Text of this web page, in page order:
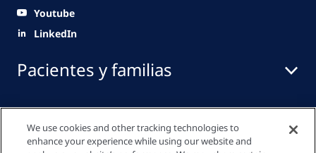
Pacientes y familias
Sector Salud
Youtube
LinkedIn
We use cookies and other tracking technologies to
enhance your experience while using our website and